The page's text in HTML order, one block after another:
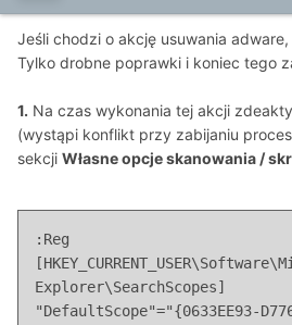
Jeśli chodzi o akcję usuwania
Tylko drobne poprawki i koniec tego
1. Na czas wykonania tej akcji
(wystąpi konflikt przy zabijaniu
sekcji Własne opcje skanowania /
:Reg
Explorer\SearchScopes]
"DefaultScope"="{0633EE93-